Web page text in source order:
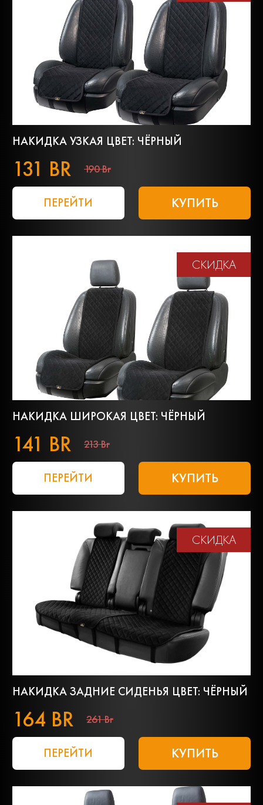
НАКИДКА УЗКАЯ ЦВЕТ: ЧЁРНЫЙ
131 BR 190 Br
ПЕРЕЙТИ КУПИТЬ
СКИДКА
НАКИДКА ШИРОКАЯ ЦВЕТ: ЧЁРНЫЙ
141 BR 213 Br
ПЕРЕЙТИ КУПИТЬ
СКИДКА
НАКИДКА ЗАДНИЕ СИДЕНЬЯ ЦВЕТ: ЧЁРНЫЙ
164 BR 261 Br
ПЕРЕЙТИ КУПИТЬ